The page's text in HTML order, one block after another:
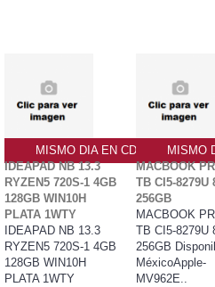
MISMO DIA EN CDMX
IDEAPAD NB 13.3
RYZEN5 720S-1 4GB
128GB WIN10H
PLATA 1WTY
IDEAPAD NB 13.3
RYZEN5 720S-1 4GB
128GB WIN10H
PLATA 1WTY
MISMO
MACBOOK
TB CI5-8279U
256GB
MACBOOK
TB CI5-8279U
256GB
MéxicoApple-
MV962E..